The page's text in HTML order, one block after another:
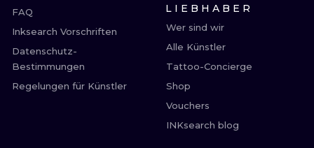
FAQ
Inksearch Vorschriften
Datenschutz-
Bestimmungen
Regelungen für Künstler
LIEBHABER
Wer sind wir
Alle Künstler
Tattoo-Concierge
Shop
Vouchers
INKsearch blog